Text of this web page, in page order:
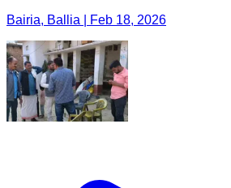
Bairia, Ballia | Feb 18, 2026